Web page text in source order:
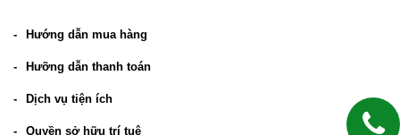
Hướng dẫn mua hàng
Hưỡng dẫn thanh toán
Dịch vụ tiện ích
Quyền sở hữu trí tuệ